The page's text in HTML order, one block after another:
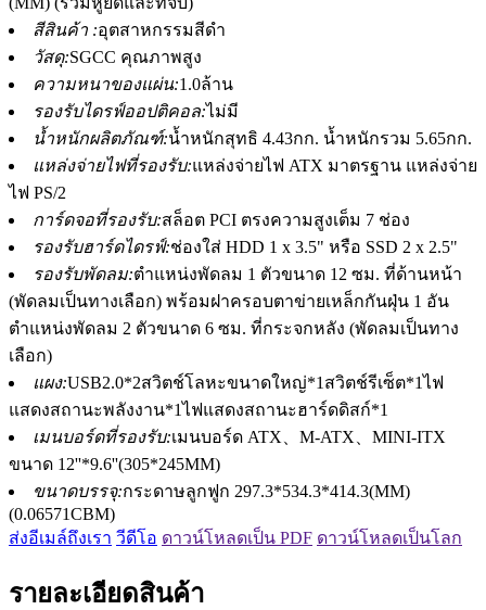
สีสินค้า :อุตสาหกรรมสีดำ
วัสดุ:SGCC คุณภาพสูง
ความหนาของแผ่น:1.0ล้าน
รองรับไดรฟ์ออปติคอล:ไม่มี
น้ำหนักผลิตภัณฑ์:น้ำหนักสุทธิ 4.43กก. น้ำหนักรวม 5.65กก.
แหล่งจ่ายไฟที่รองรับ:แหล่งจ่ายไฟ ATX มาตรฐาน แหล่งจ่าย
ไฟ PS/2
การ์ดจอที่รองรับ:สล็อต PCI ตรงความสูงเต็ม 7 ช่อง
รองรับฮาร์ดไดรฟ์:ช่องใส่ HDD 1 x 3.5" หรือ SSD 2 x 2.5"
รองรับพัดลม:ตำแหน่งพัดลม 1 ตัวขนาด 12 ซม. ที่ด้านหน้า
(พัดลมเป็นทางเลือก) พร้อมฝาครอบตาข่ายเหล็กกันฝุ่น 1 อัน
ตำแหน่งพัดลม 2 ตัวขนาด 6 ซม. ที่กระจกหลัง (พัดลมเป็นทาง
เลือก)
แผง:USB2.0*2สวิตช์โลหะขนาดใหญ่*1สวิตช์รีเซ็ต*1ไฟ
แสดงสถานะพลังงาน*1ไฟแสดงสถานะฮาร์ดดิสก์*1
เมนบอร์ดที่รองรับ:เมนบอร์ด ATX、M-ATX、MINI-ITX
ขนาด 12''*9.6''(305*245MM)
ขนาดบรรจุ:กระดาษลูกฟูก 297.3*534.3*414.3(MM)
(0.06571CBM)
ส่งอีเมล์ถึงเรา วีดีโอ ดาวน์โหลดเป็น PDF ดาวน์โหลดเป็นโลก
รายละเอียดสินค้า